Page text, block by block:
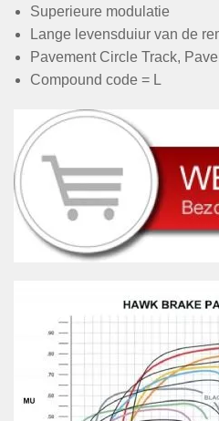
Superieure modulatie
Lange levensduiur van de
Pavement Circle Track,
Compound code = L